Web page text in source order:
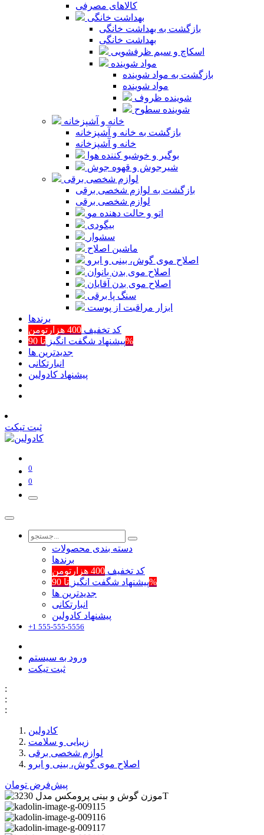
کالاهای مصرفی
بهداشت خانگی
بازگشت به بهداشت خانگی
بهداشت خانگی
اسکاچ و سیم ظرفشویی
مواد شوینده
بازگشت به مواد شوینده
مواد شوینده
شوینده ظروف
شوینده سطوح
خانه و آشپزخانه
بازگشت به خانه و آشپزخانه
خانه و آشپزخانه
بوگیر و خوشبو کننده هوا
شیرجوش و قهوه جوش
لوازم شخصی برقی
بازگشت به لوازم شخصی برقی
لوازم شخصی برقی
اتو و حالت دهنده مو
بیگودی
سشوار
ماشین اصلاح
اصلاح موی گوش، بینی و ابرو
اصلاح موی بدن بانوان
اصلاح موی بدن آقایان
سنگ پا برقی
ابزار مراقبت از پوست
برند‌ها
کد تخفیف 400 هزارتومن
پیشنهاد شگفت انگیزتا 90%
جدیدترین ها
انبارتکانی
پیشنهاد کادولین
ثبت تیکت
0
0
دسته بندی محصولات
برند‌ها
کد تخفیف 400 هزارتومن
پیشنهاد شگفت انگیزتا 90%
جدیدترین ها
انبارتکانی
پیشنهاد کادولین
+1 555-555-5556
ورود به سیستم
ثبت تیکت
:
:
:
کادولین
زیبایی و سلامت
لوازم شخصی برقی
اصلاح موی گوش، بینی و ابرو
پیش‌فرض تومان